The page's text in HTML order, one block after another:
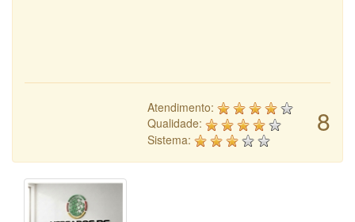
8
Atendimento:
Qualidade:
Sistema: